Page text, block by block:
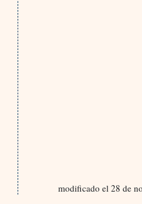
modificado el 28 de